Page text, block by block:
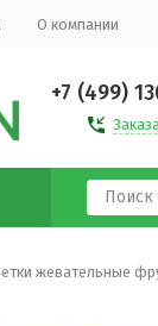
О компании
+7 (499)
жевательные